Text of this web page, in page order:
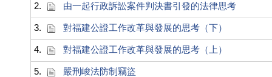
2. 由一起行政訴訟案件判決書引發的法律思考
3. 對福建公證工作改革與發展的思考（下）
4. 對福建公證工作改革與發展的思考（上）
5. 嚴刑峻法防制竊盜